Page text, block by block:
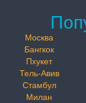
Москва
Бангкок
Пхукет
Тель-Авив
Стамбул
Милан